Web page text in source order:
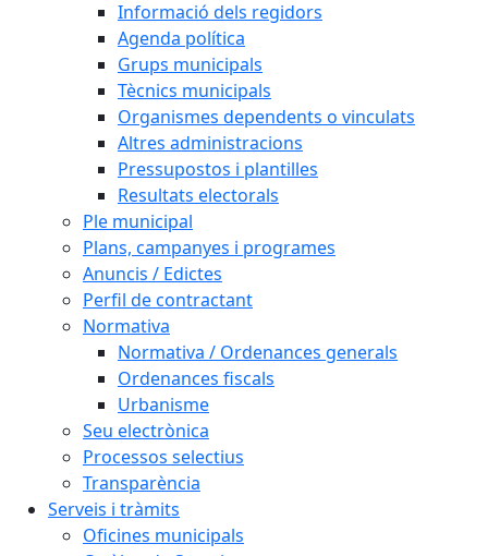
Informació dels regidors
Agenda política
Grups municipals
Tècnics municipals
Organismes dependents o vinculats
Altres administracions
Pressupostos i plantilles
Resultats electorals
Ple municipal
Plans, campanyes i programes
Anuncis / Edictes
Perfil de contractant
Normativa
Normativa / Ordenances generals
Ordenances fiscals
Urbanisme
Seu electrònica
Processos selectius
Transparència
Serveis i tràmits
Oficines municipals